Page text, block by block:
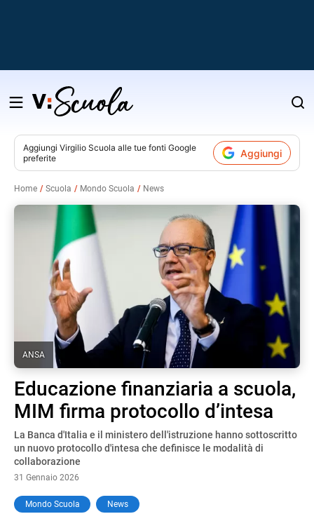
Salta
contenuto
Aggiungi Virgilio Scuola alle tue fonti Google
preferite
Aggiungi
Home Scuola Mondo Scuola News
ANSA
Educazione finanziaria a scuola,
MIM firma protocollo d’intesa
La Banca d'Italia e il ministero dell'istruzione hanno sottoscritto
un nuovo protocollo d'intesa che definisce le modalità di
collaborazione
31 Gennaio 2026
Mondo Scuola News